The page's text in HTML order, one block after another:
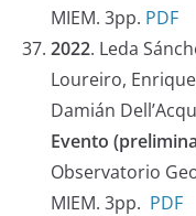
MIEM. 3pp. PDF
2022. Leda
Loureiro,
Damián
Evento
Observatorio
MIEM. 3pp. PDF